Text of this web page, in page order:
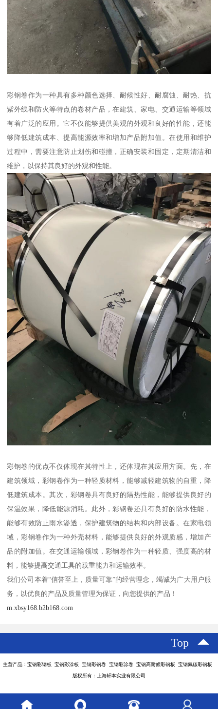
彩钢卷作为一种具有多种颜色选择、耐候性好、耐腐蚀、耐热、抗
紫外线和防火等特点的卷材产品，在建筑、家电、交通运输等领域
有着广泛的应用。它不仅能够提供美观的外观和良好的性能，还能
够降低建筑成本、提高能源效率和增加产品附加值。在使用和维护
过程中，需要注意防止划伤和碰撞，正确安装和固定，定期清洁和
维护，以保持其良好的外观和性能。
彩钢卷的优点不仅体现在其特性上，还体现在其应用方面。先，在
建筑领域，彩钢卷作为一种轻质材料，能够减轻建筑物的自重，降
低建筑成本。其次，彩钢卷具有良好的隔热性能，能够提供良好的
保温效果，降低能源消耗。此外，彩钢卷还具有良好的防水性能，
能够有效防止雨水渗透，保护建筑物的结构和内部设备。在家电领
域，彩钢卷作为一种外壳材料，能够提供良好的外观质感，增加产
品的附加值。在交通运输领域，彩钢卷作为一种轻质、强度高的材
料，能够提高交通工具的载重能力和运输效率。
我们公司本着“信誉至上，质量可靠”的经营理念，竭诚为广大用户服
务，以优良的产品及质量管理为保证，向您提供的产品！
m.xbsy168.b2b168.com
Top
主营产品：宝钢彩钢板 宝钢彩涂板 宝钢彩钢卷 宝钢彩涂卷 宝钢高耐候彩钢板 宝钢氟碳彩钢板
版权所有：上海轩本实业有限公司